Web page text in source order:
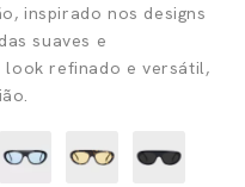
inspirado nos designs
suaves e
look refinado e versátil,